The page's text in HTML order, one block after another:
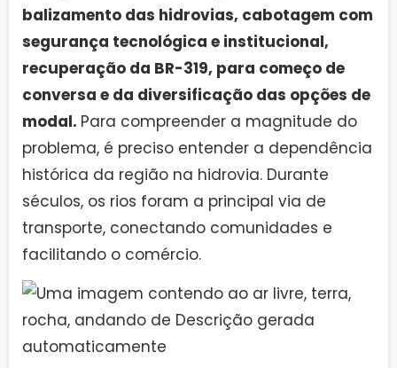
balizamento das hidrovias, cabotagem com
segurança tecnológica e institucional,
recuperação da BR-319, para começo de
conversa e da diversificação das opções de
modal. Para compreender a magnitude do
problema, é preciso entender a dependência
histórica da região na hidrovia. Durante
séculos, os rios foram a principal via de
transporte, conectando comunidades e
facilitando o comércio.